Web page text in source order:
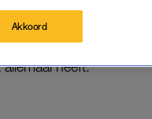
van een
heeft.
Akkoord